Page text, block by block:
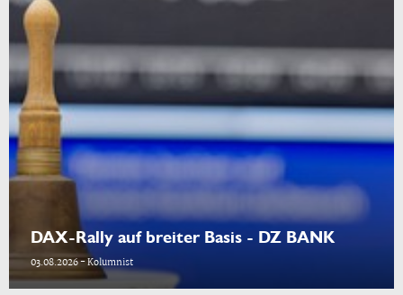
DAX-Rally auf breiter Basis - DZ BANK
03.08.2026 - Kolumnist